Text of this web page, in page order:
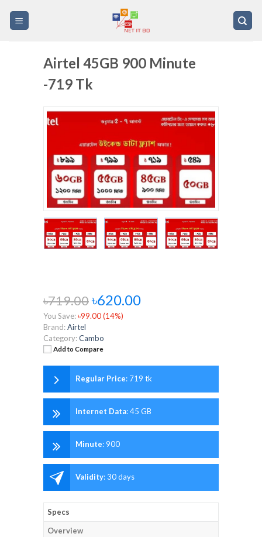
Airtel 45GB 900 Minute
-719 Tk
৳719.00৳620.00
You Save:৳99.00 (14%)
Brand:Airtel
Category:Cambo
Add to Compare
Regular Price: 719 tk
Internet Data:45 GB
Minute:900
Validity:30 days
Specs
Overview